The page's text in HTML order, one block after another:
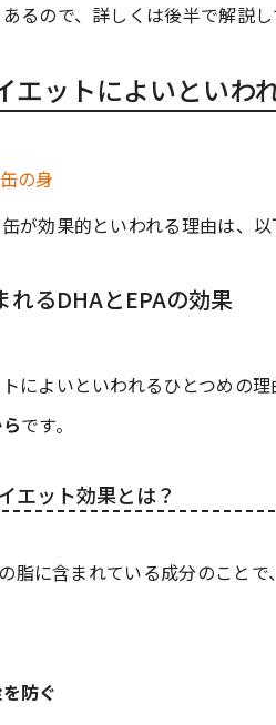
るので、詳しくは後半で解説し
エットによいといわ
が効果的といわれる理由は、以
れるDHAとEPAの効果
によいといわれるひとつめの理
です。
エット効果とは？
脂に含まれている成分のこと
防ぐ